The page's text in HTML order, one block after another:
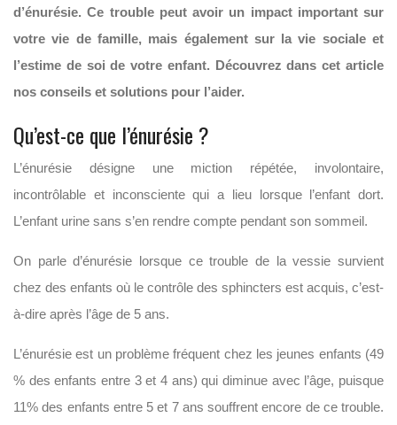
d’énurésie. Ce trouble peut avoir un impact important sur
votre vie de famille, mais également sur la vie sociale et
l’estime de soi de votre enfant. Découvrez dans cet article
nos conseils et solutions pour l’aider.
Qu’est-ce que l’énurésie ?
L’énurésie désigne une miction répétée, involontaire,
incontrôlable et inconsciente qui a lieu lorsque l’enfant dort.
L’enfant urine sans s’en rendre compte pendant son sommeil.
On parle d’énurésie lorsque ce trouble de la vessie survient
chez des enfants où le contrôle des sphincters est acquis, c’est-
à-dire après l’âge de 5 ans.
L’énurésie est un problème fréquent chez les jeunes enfants (49
% des enfants entre 3 et 4 ans) qui diminue avec l’âge, puisque
11% des enfants entre 5 et 7 ans souffrent encore de ce trouble.